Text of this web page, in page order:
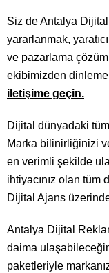
Siz de Antalya
yararlanmak,
ve pazarlama
ekibimizden
iletişime geçin.
Dijital dünyadaki
Marka bilinirliğinizi ve
en verimli şekilde
ihtiyacınız olan
Dijital Ajans
Antalya Dijital
daima
paketleriyle